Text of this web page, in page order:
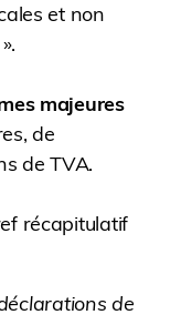
et non
majeures
de
de TVA.
récapitulatif
de